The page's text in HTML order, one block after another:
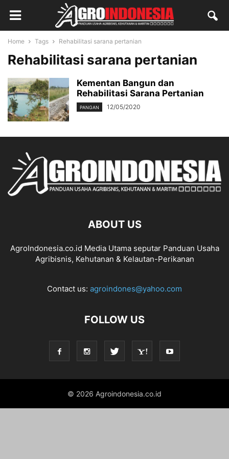
Home Tags Rehabilitasi sarana pertanian
Rehabilitasi sarana pertanian
Kementan Bangun dan
Rehabilitasi Sarana Pertanian
PANGAN 12/05/2020
ABOUT US
AgroIndonesia.co.id Media Utama seputar Panduan Usaha
Agribisnis, Kehutanan & Kelautan-Perikanan
Contact us: agroindones@yahoo.com
FOLLOW US
© 2026 Agroindonesia.co.id